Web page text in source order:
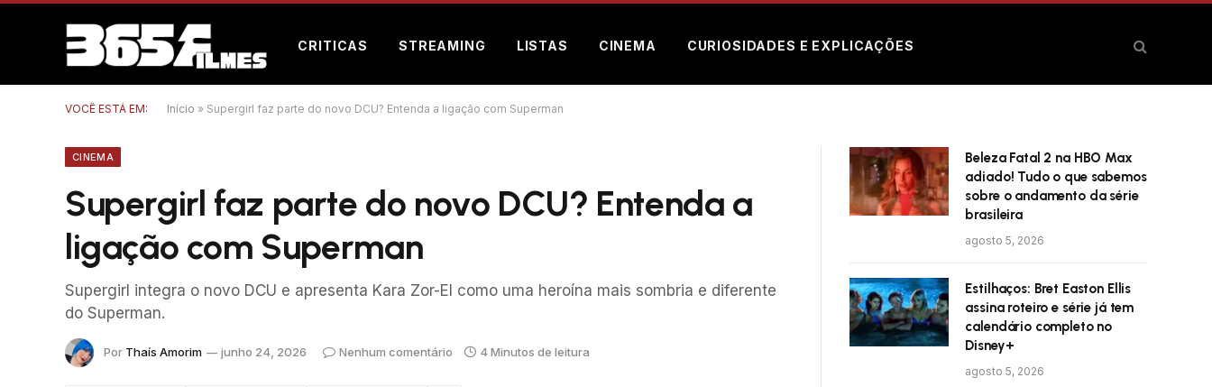
CRITICAS STREAMING LISTAS CINEMA CURIOSIDADES E EXPLICAÇÕES
VOCÊ ESTÁ EM: Início » Supergirl faz parte do novo DCU? Entenda a ligação com Superman
CINEMA
Supergirl faz parte do novo DCU? Entenda a
ligação com Superman
Supergirl integra o novo DCU e apresenta Kara Zor-El como uma heroína mais sombria e diferente
do Superman.
Por Thaís Amorim junho 24, 2026 Nenhum comentário 4 Minutos de leitura
Beleza Fatal 2 na HBO Max
adiado! Tudo o que sabemos
sobre o andamento da série
brasileira
agosto 5, 2026
Estilhaços: Bret Easton Ellis
assina roteiro e série já tem
calendário completo no
Disney+
agosto 5, 2026